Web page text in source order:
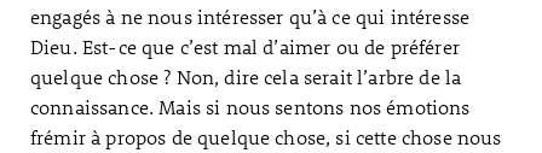
engagés à ne nous intéresser qu’à ce qui intéresse
Dieu. Est-ce que c’est mal d’aimer ou de préférer
quelque chose ? Non, dire cela serait l’arbre de la
connaissance. Mais si nous sentons nos émotions
frémir à propos de quelque chose, si cette chose nous